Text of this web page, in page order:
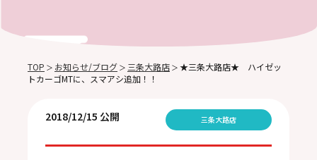
TOP ＞ お知らせ/ブログ ＞ 三条大路店 ＞ ★三条大路店★ ハイゼッ
トカーゴMTに、スマアシ追加！！
2018/12/15 公開 三条大路店